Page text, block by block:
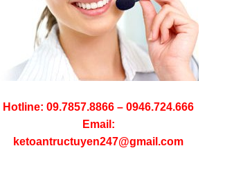
Hotline: 09.7857.8866 – 0946.724.666
Email:
ketoantructuyen247@gmail.com